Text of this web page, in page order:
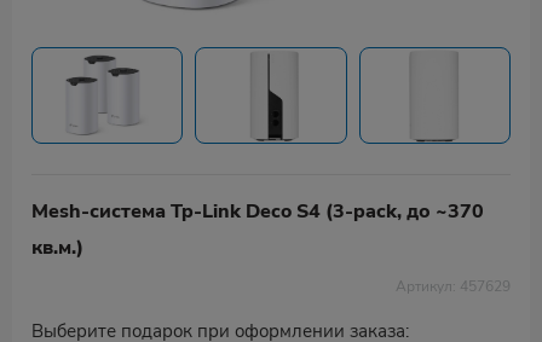
Mesh-система Tp-Link Deco S4 (3-pack, до ~370
кв.м.)
Артикул: 457629
Выберите подарок при оформлении заказа: